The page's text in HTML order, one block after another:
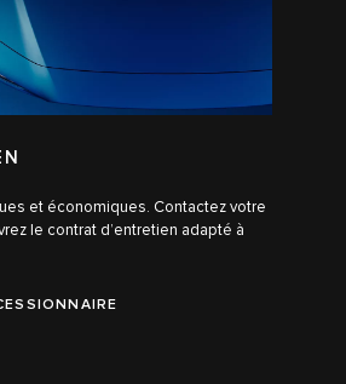
et économiques. Contactez votre
le contrat d’entretien adapté à